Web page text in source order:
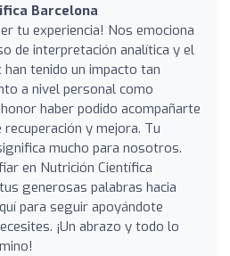
Barcelona
tu experiencia! Nos emociona
de interpretación analítica y el
tenido un impacto tan
a nivel personal como
haber podido acompañarte
y mejora. Tu
mucho para nosotros.
en Nutrición Científica
generosas palabras hacia
para seguir apoyándote
¡Un abrazo y todo lo